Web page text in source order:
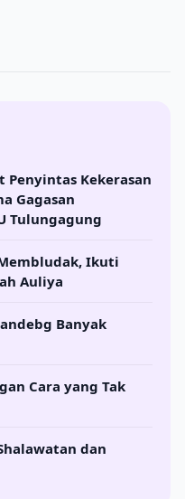
Penyintas Kekerasan
Gagasan
Tulungagung
Ikuti
Auliya
Banyak
Cara yang Tak
dan